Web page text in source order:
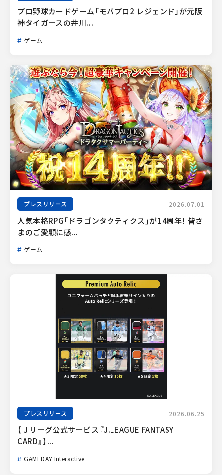
プロ野球カードゲーム「モバプロ2 レジェンド」が元阪
神タイガースの井川...
ゲーム
プレスリリース 2026.07.01
人気本格RPG「ドラゴンタクティクス」が14周年！ 皆さ
まのご愛顧に感...
ゲーム
プレスリリース 2026.06.25
【Ｊリーグ公式サービス『J.LEAGUE FANTASY
CARD』】...
GAMEDAY Interactive